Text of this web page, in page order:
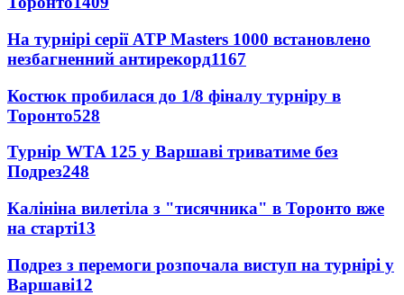
На турнірі серії ATP Masters 1000 встановлено
незбагненний антирекорд1167
Костюк пробилася до 1/8 фіналу турніру в
Торонто528
Турнір WTA 125 у Варшаві триватиме без
Подрез248
Калініна вилетіла з "тисячника" в Торонто вже
на старті13
Подрез з перемоги розпочала виступ на турнірі у
Варшаві12